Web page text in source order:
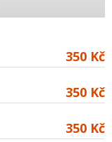
350 Kč
350 Kč
350 Kč